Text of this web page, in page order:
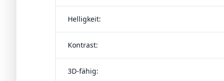
Helligkeit:
Kontrast:
3D-fähig: